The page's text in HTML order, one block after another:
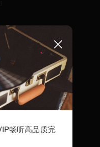
畅听高品质完
